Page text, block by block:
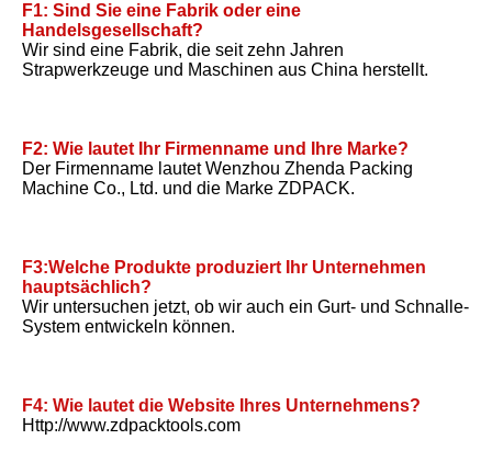
F1: Sind Sie eine Fabrik oder eine
Handelsgesellschaft?
Wir sind eine Fabrik, die seit zehn Jahren
Strapwerkzeuge und Maschinen aus China herstellt.
F2: Wie lautet Ihr Firmenname und Ihre Marke?
Der Firmenname lautet Wenzhou Zhenda Packing
Machine Co., Ltd. und die Marke ZDPACK.
F3:Welche Produkte produziert Ihr Unternehmen
hauptsächlich?
Wir untersuchen jetzt, ob wir auch ein Gurt- und Schnalle-
System entwickeln können.
F4: Wie lautet die Website Ihres Unternehmens?
Http://www.zdpacktools.com